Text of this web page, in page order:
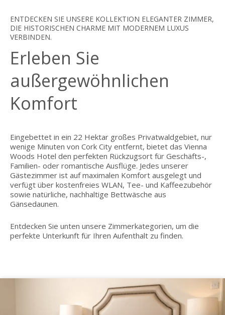
ENTDECKEN SIE UNSERE KOLLEKTION ELEGANTER ZIMMER,
DIE HISTORISCHEN CHARME MIT MODERNEM LUXUS
VERBINDEN.
Erleben Sie
außergewöhnlichen
Komfort
Eingebettet in ein 22 Hektar großes Privatwaldgebiet, nur
wenige Minuten von Cork City entfernt, bietet das Vienna
Woods Hotel den perfekten Rückzugsort für Geschäfts-,
Familien- oder romantische Ausflüge. Jedes unserer
Gästezimmer ist auf maximalen Komfort ausgelegt und
verfügt über kostenfreies WLAN, Tee- und Kaffeezubehör
sowie natürliche, nachhaltige Bettwäsche aus
Gänsedaunen.
Entdecken Sie unten unsere Zimmerkategorien, um die
perfekte Unterkunft für Ihren Aufenthalt zu finden.